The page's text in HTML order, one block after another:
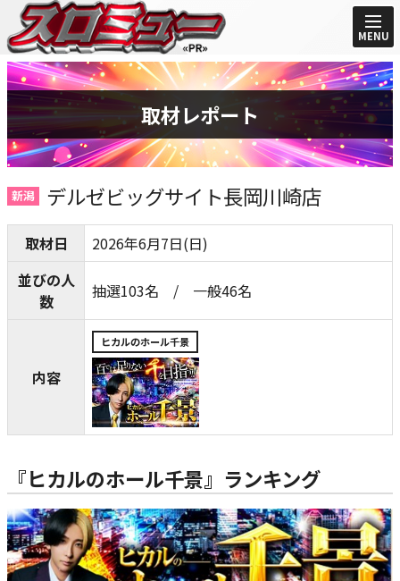
MENU
取材レポート
新潟 デルゼビッグサイト長岡川崎店
取材日
2026年6月7日(日)
並びの人
数
抽選103名 / 一般46名
内容
ヒカルのホール千景
『ヒカルのホール千景』ランキング